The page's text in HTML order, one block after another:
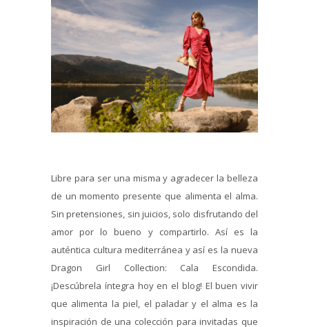
Libre para ser una misma y agradecer la belleza
de un momento presente que alimenta el alma.
Sin pretensiones, sin juicios, solo disfrutando del
amor por lo bueno y compartirlo. Así es la
auténtica cultura mediterránea y así es la nueva
Dragon Girl Collection: Cala Escondida.
¡Descúbrela íntegra hoy en el blog! El buen vivir
que alimenta la piel, el paladar y el alma es la
inspiración de una colección para invitadas que